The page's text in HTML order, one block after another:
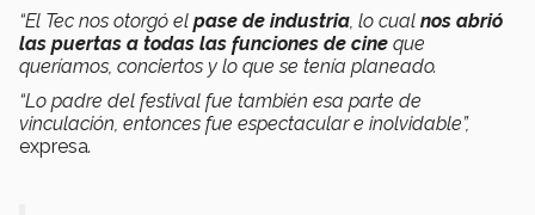
“El Tec nos otorgó el pase de industria, lo cual nos abrió
las puertas a todas las funciones de cine que
queríamos, conciertos y lo que se tenía planeado.
“Lo padre del festival fue también esa parte de
vinculación, entonces fue espectacular e inolvidable”,
expresa.